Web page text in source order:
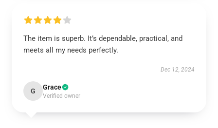
The item is superb. It’s dependable, practical, and
meets all my needs perfectly.
Dec 12, 2024
G Grace
Verified owner